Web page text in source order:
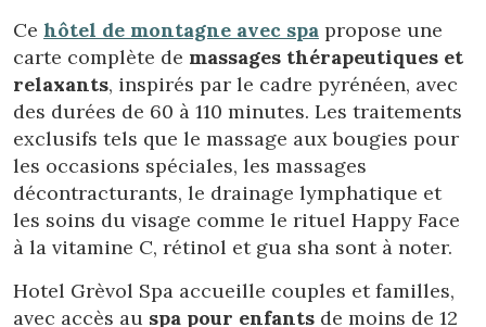
Ce hôtel de montagne avec spa propose une
carte complète de massages thérapeutiques et
relaxants, inspirés par le cadre pyrénéen, avec
des durées de 60 à 110 minutes. Les traitements
exclusifs tels que le massage aux bougies pour
les occasions spéciales, les massages
décontracturants, le drainage lymphatique et
les soins du visage comme le rituel Happy Face
à la vitamine C, rétinol et gua sha sont à noter.
Hotel Grèvol Spa accueille couples et familles,
avec accès au spa pour enfants de moins de 12